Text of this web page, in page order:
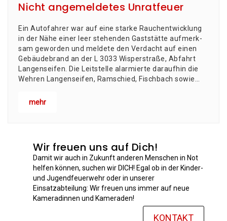
Nicht angemeldetes Unratfeuer
Ein Auto­fah­rer war auf eine star­ke Rauch­ent­wick­lung
in der Nähe einer leer ste­hen­den Gast­stät­te auf­merk­
sam gewor­den und mel­de­te den Ver­dacht auf einen
Gebäu­de­brand an der L 3033 Wis­per­stra­ße, Abfahrt
Langenseifen. Die Leit­stel­le alar­mier­te dar­auf­hin die
Weh­ren Lan­gen­sei­fen, Ram­schied, Fisch­bach sowie…
mehr
Wir freuen uns auf Dich!
Damit wir auch in Zukunft anderen Menschen in Not
helfen können, suchen wir DICH! Egal ob in der Kinder-
und Jugendfeuerwehr oder in unserer
Einsatzabteilung: Wir freuen uns immer auf neue
Kameradinnen und Kameraden!
KONTAKT